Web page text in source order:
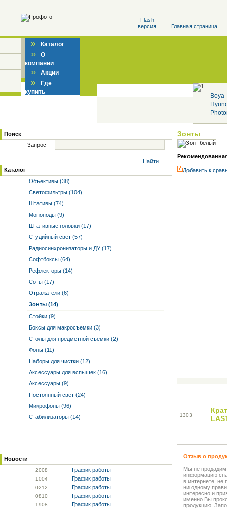
Flash-
версия
Главная страница
» Каталог
» О
компании
» Акции
» Где
купить
Boya
Поиск
Запрос
Найти
Каталог
Объективы (38)
Светофильтры (104)
Штативы (74)
Моноподы (9)
Штативные головки (17)
Студийный свет (57)
Радиосинхронизаторы и ДУ (17)
Софтбоксы (64)
Рефлекторы (14)
Соты (17)
Отражатели (6)
Зонты (14)
Стойки (9)
Боксы для макросъемки (3)
Столы для предметной съемки (2)
Фоны (11)
Наборы для чистки (12)
Аксессуары для вспышек (16)
Аксессуары (9)
Постоянный свет (24)
Микрофоны (96)
Стабилизаторы (14)
Новости
2008 График работы
1004 График работы
0212 График работы
0810 График работы
1908 График работы
Зонты
Добавить к
1303
Отзыв о
Мы не
информацию
в интернете, не
ни одному
интересно и
именно Вы
продукцию.